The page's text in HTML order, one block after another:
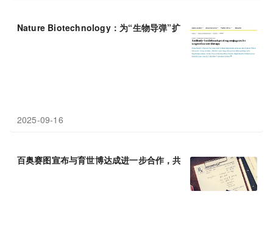
Nature Biotechnology：为“生物导弹”扩容——抗体-瓶刷偶联
2025-09-16
百奥赛图宣布与育世博达成进一步合作，共同推进同类首创双特异